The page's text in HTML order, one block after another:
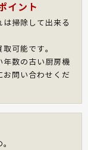
イント
掃除して出来る
可能です。
年数の古い厨房機
お問い合わせくだ